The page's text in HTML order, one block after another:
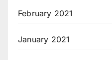
February 2021
January 2021